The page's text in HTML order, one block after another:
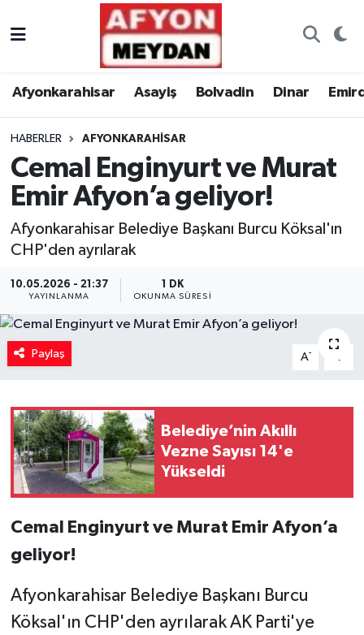
Afyonkarahisar Asayiş Bolvadin Dinar
HABERLER AFYONKARAHISAR
Cemal Enginyurt ve Murat
Emir Afyon’a geliyor!
Afyonkarahisar Belediye Başkanı Burcu Köksal'ın
CHP'den ayrılarak
10.05.2026 - 21:37
YAYINLANMA
1 DK
OKUNMA SÜRESI
Paylaş A-
Belediye’nin Akıllı
Vezne Sayısı 14'e
Yükseldi
Cemal Enginyurt ve Murat Emir Afyon’a
geliyor!
Afyonkarahisar Belediye Başkanı Burcu
Köksal'ın CHP'den ayrılarak AK Parti'ye
Nöbetçi Eczaneler
Trafik Durumu
Süper Lig Puan Durumu ve Fikstür
Tüm Manşetler